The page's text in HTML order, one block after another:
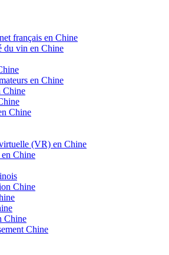
français en Chine
du vin en Chine
en Chine
Chine
Chine
(VR) en Chine
Chine
Chine
Chine
Chine